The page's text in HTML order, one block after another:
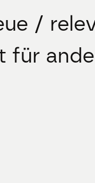
/
für